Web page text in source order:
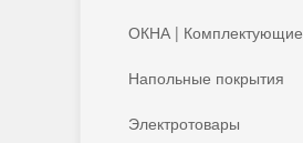
ОКНА | Комплектующие
Напольные покрытия
Электротовары